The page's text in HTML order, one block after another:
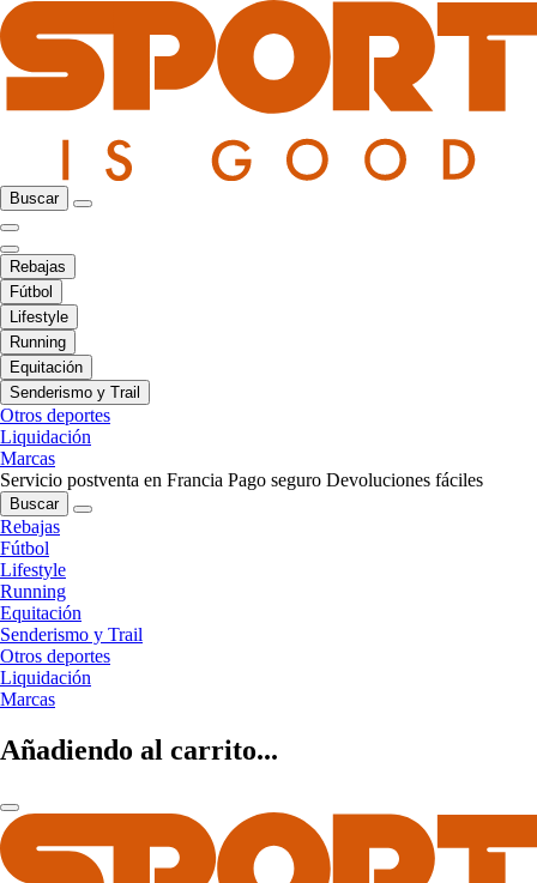
Buscar
Rebajas
Fútbol
Lifestyle
Running
Equitación
Senderismo y Trail
Otros deportes
Liquidación
Marcas
Servicio postventa en Francia Pago seguro Devoluciones fáciles
Buscar
Rebajas
Fútbol
Lifestyle
Running
Equitación
Senderismo y Trail
Otros deportes
Liquidación
Marcas
Añadiendo al carrito...